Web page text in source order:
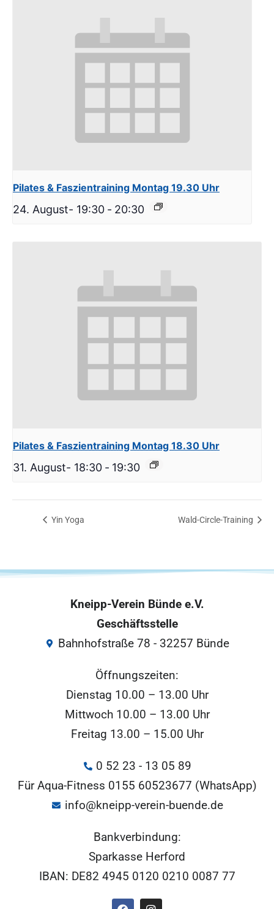
Pilates & Faszientraining Montag 19.30 Uhr
24. August- 19:30 - 20:30
Pilates & Faszientraining Montag 18.30 Uhr
31. August- 18:30 - 19:30
Yin Yoga Wald-Circle-Training
Kneipp-Verein Bünde e.V.
Geschäftsstelle
Bahnhofstraße 78 - 32257 Bünde
Öffnungszeiten:
Dienstag 10.00 – 13.00 Uhr
Mittwoch 10.00 – 13.00 Uhr
Freitag 13.00 – 15.00 Uhr
0 52 23 - 13 05 89
Für Aqua-Fitness 0155 60523677 (WhatsApp)
info@kneipp-verein-buende.de
Bankverbindung:
Sparkasse Herford
IBAN: DE82 4945 0120 0210 0087 77